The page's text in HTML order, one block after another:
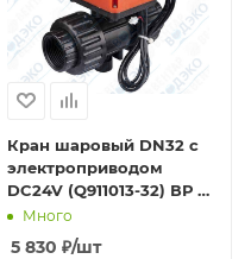
Кран шаровый DN32 с
электроприводом
DC24V (Q911013-32) ВР 1
1/4"Много
5 830 ₽/шт